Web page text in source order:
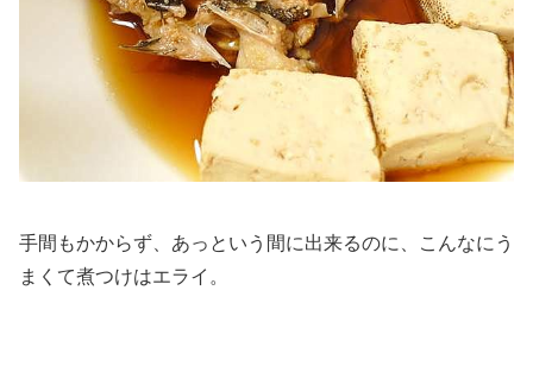
手間もかからず、あっという間に出来るのに、こんなにう
まくて煮つけはエライ。